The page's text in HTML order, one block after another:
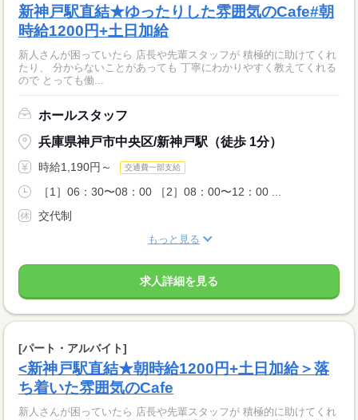
新神戸駅直結★ゆったりした雰囲気のCafe#朝
時給1200円+土日加給
新人さんが困っていたら 店長や先輩スタッフが 積極的に助けてくれ
たり、 分からないことがあっても 丁寧にわかりやすく教えてくれる
ので とっても働...
ホールスタッフ
兵庫県神戸市中央区/新神戸駅（徒歩 1分）
時給1,190円～ 交通費一部支給
［1］06：30〜08：00 ［2］08：00〜12：00 ...
交代制
もっと見る
求人詳細を見る
[パート・アルバイト]
<新神戸駅直結★朝時給1200円+土日加給＞落
ち着いた雰囲気のCafe
新人さんが困っていたら 店長や先輩スタッフが 積極的に助けてくれ